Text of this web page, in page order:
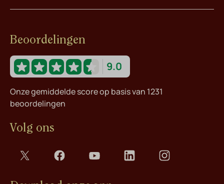
Beoordelingen
9.0
Onze gemiddelde score op basis van 1231
beoordelingen
Volg ons